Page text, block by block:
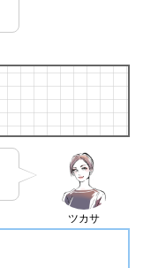
ツカサ